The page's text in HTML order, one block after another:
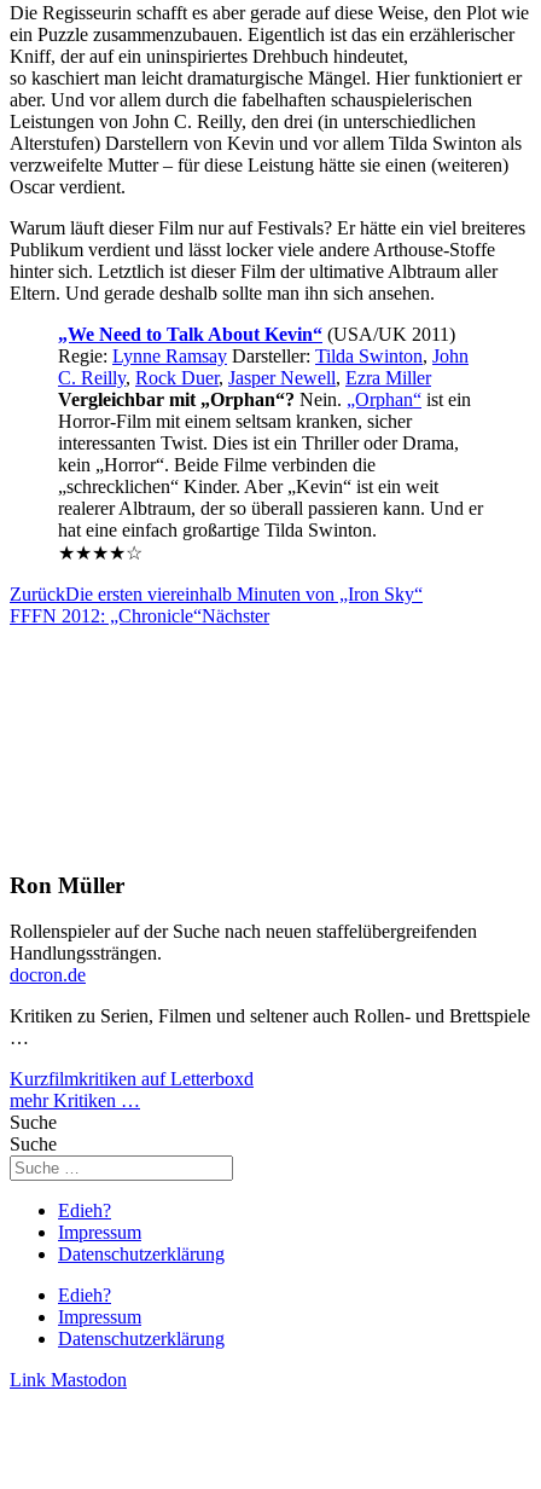
Die Regisseurin schafft es aber gerade auf diese Weise, den Plot wie
ein Puzzle zusammenzubauen. Eigentlich ist das ein erzählerischer
Kniff, der auf ein uninspiriertes Drehbuch hindeutet,
so kaschiert man leicht dramaturgische Mängel. Hier funktioniert er
aber. Und vor allem durch die fabelhaften schauspielerischen
Leistungen von John C. Reilly, den drei (in unterschiedlichen
Alterstufen) Darstellern von Kevin und vor allem Tilda Swinton als
verzweifelte Mutter – für diese Leistung hätte sie einen (weiteren)
Oscar verdient.
Warum läuft dieser Film nur auf Festivals? Er hätte ein viel breiteres
Publikum verdient und lässt locker viele andere Arthouse-Stoffe
hinter sich. Letztlich ist dieser Film der ultimative Albtraum aller
Eltern. Und gerade deshalb sollte man ihn sich ansehen.
„We Need to Talk About Kevin“ (USA/UK 2011)
Regie: Lynne Ramsay Darsteller: Tilda Swinton, John
C. Reilly, Rock Duer, Jasper Newell, Ezra Miller
Vergleichbar mit „Orphan“? Nein. „Orphan“ ist ein
Horror-Film mit einem seltsam kranken, sicher
interessanten Twist. Dies ist ein Thriller oder Drama,
kein „Horror“. Beide Filme verbinden die
„schrecklichen“ Kinder. Aber „Kevin“ ist ein weit
realerer Albtraum, der so überall passieren kann. Und er
hat eine einfach großartige Tilda Swinton.
★★★★☆
ZurückDie ersten viereinhalb Minuten von „Iron Sky“
FFFN 2012: „Chronicle“Nächster
Ron Müller
Rollenspieler auf der Suche nach neuen staffelübergreifenden
Handlungssträngen.
docron.de
Kritiken zu Serien, Filmen und seltener auch Rollen- und Brettspiele
…
Kurzfilmkritiken auf Letterboxd
mehr Kritiken …
Suche
Suche
Edieh?
Impressum
Datenschutzerklärung
Edieh?
Impressum
Datenschutzerklärung
Link Mastodon